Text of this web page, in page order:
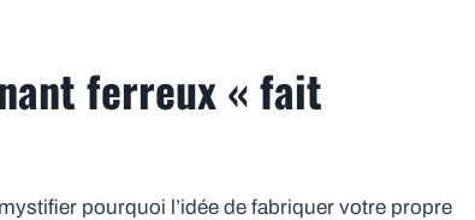
ferreux « fait
pourquoi l’idée de fabriquer votre propre